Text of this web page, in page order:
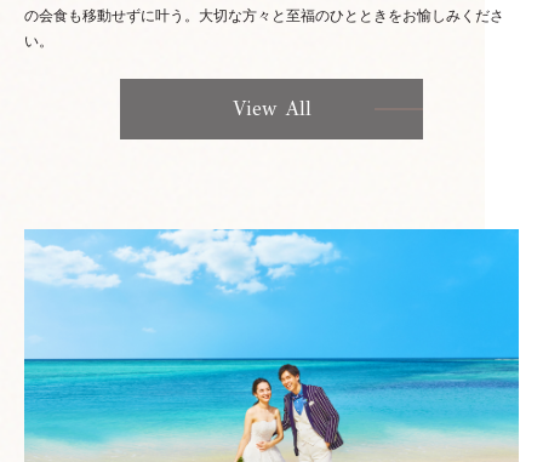
の会食も移動せずに叶う。大切な方々と至福のひとときをお愉しみくださ
い。
View All